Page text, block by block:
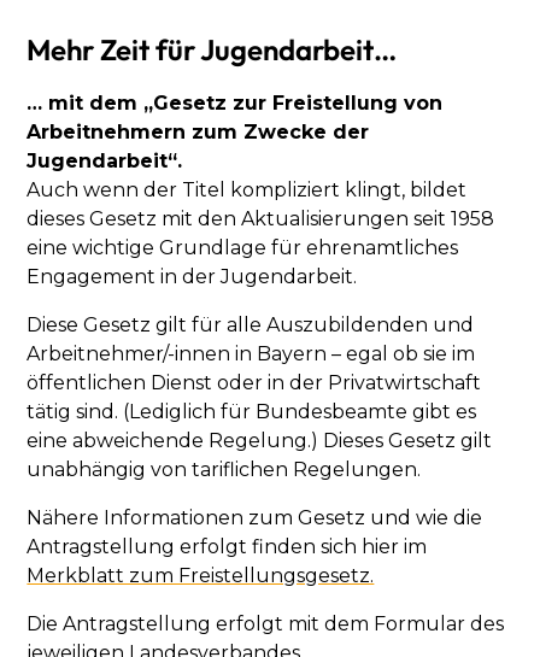
Mehr Zeit für Jugendarbeit…
… mit dem „Gesetz zur Freistellung von
Arbeitnehmern zum Zwecke der
Jugendarbeit“.
Auch wenn der Titel kompliziert klingt, bildet
dieses Gesetz mit den Aktualisierungen seit 1958
eine wichtige Grundlage für ehrenamtliches
Engagement in der Jugendarbeit.
Diese Gesetz gilt für alle Auszubildenden und
Arbeitnehmer/-innen in Bayern – egal ob sie im
öffentlichen Dienst oder in der Privatwirtschaft
tätig sind. (Lediglich für Bundesbeamte gibt es
eine abweichende Regelung.) Dieses Gesetz gilt
unabhängig von tariflichen Regelungen.
Nähere Informationen zum Gesetz und wie die
Antragstellung erfolgt finden sich hier im
Merkblatt zum Freistellungsgesetz.
Die Antragstellung erfolgt mit dem Formular des